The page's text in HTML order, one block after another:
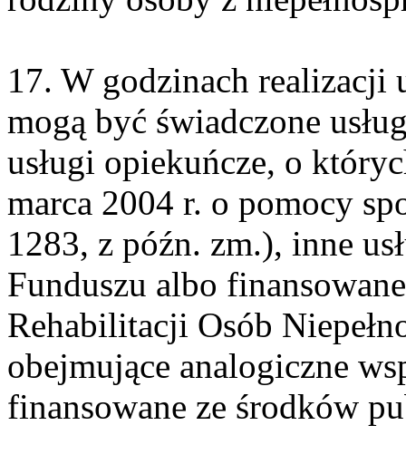
17. W godzinach realizacji
mogą być świadczone
usługi opiekuńcze, o
marca 2004 r. o pomocy
1283, z późn. zm.), inne
Funduszu albo
Rehabilitacji Osób
obejmujące analogiczne
finansowane ze środków